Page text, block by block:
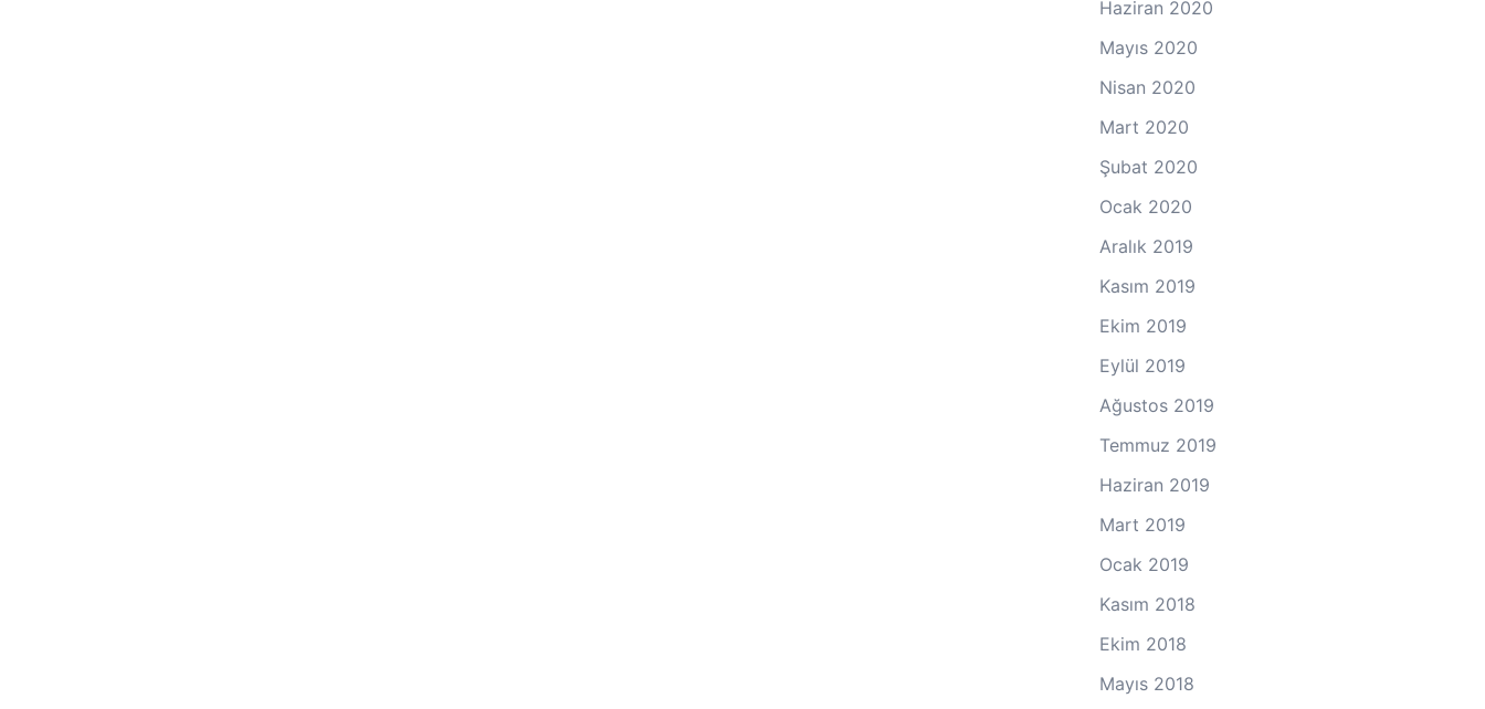
Haziran 2020
Mayıs 2020
Nisan 2020
Mart 2020
Şubat 2020
Ocak 2020
Aralık 2019
Kasım 2019
Ekim 2019
Eylül 2019
Ağustos 2019
Temmuz 2019
Haziran 2019
Mart 2019
Ocak 2019
Kasım 2018
Ekim 2018
Mayıs 2018